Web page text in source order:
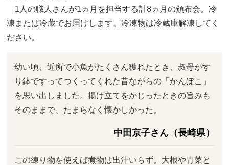
1人の職人さんが1ヵ月を担当する計8ヵ月の頒布会。冷
凍または冷蔵でお届けします。冷凍物は冷蔵庫解凍してく
ださい。
幼い頃、近所で小魚がたくさん獲れたとき、叔母がす
り鉢ですってつくってくれた昔ながらの「かんぼこ」
を思い出しました。揚げ立てをかじったときの旨みも
そのままで、たまらなく懐かしかった。
中田京子さん（長崎県）
この練り物を使えば煮物は出汁いらず。大根や青菜と